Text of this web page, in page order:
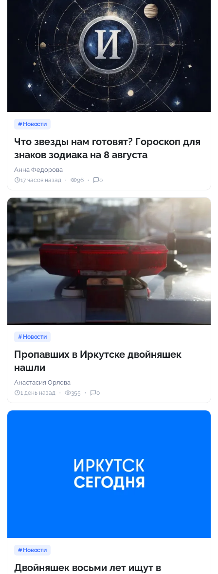
Новости
Что звезды нам готовят? Гороскоп для
знаков зодиака на 8 августа
Анна Федорова
17 часов назад 96 0
Новости
Пропавших в Иркутске двойняшек
нашли
Анастасия Орлова
1 день назад 355 0
Новости
Двойняшек восьми лет ищут в